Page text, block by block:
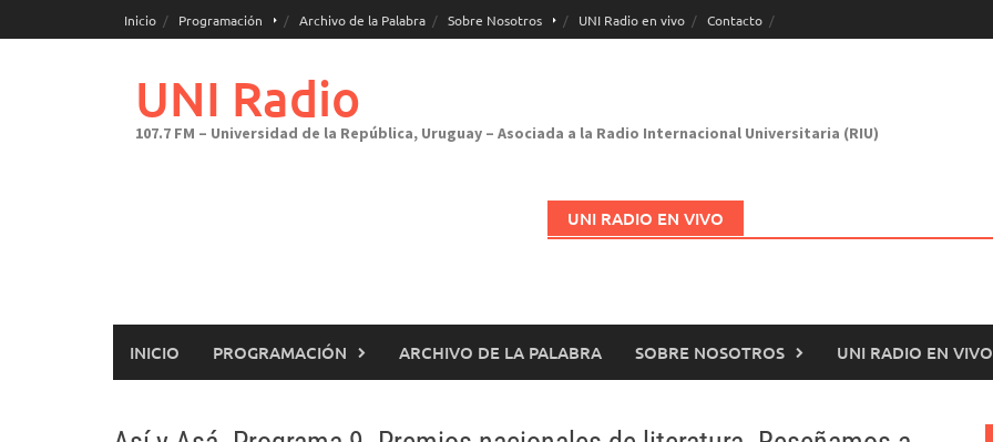
al
Inicio Programación Archivo de la Palabra Sobre Nosotros UNI Radio en vivo Contacto
UNI Radio
107.7 FM – Universidad de la República, Uruguay – Asociada a la Radio Internacional Universitaria (RIU)
UNI RADIO EN VIVO
INICIO PROGRAMACIÓN ARCHIVO DE LA PALABRA SOBRE NOSOTROS UNI RADIO EN VIVO